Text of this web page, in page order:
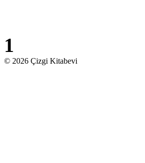
1
© 2026 Çizgi Kitabevi